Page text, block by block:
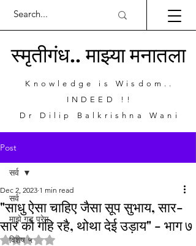
स्मृतीगंध.. माझ्या मनातला
Knowledge is Wisdom..
INDEED !!
Dr Dilip Balkrishna Wani
Post
सर्व
माझे गड प्रेम
विशेष ५
सर्व
"साधु ऐसा चाहिए जैसा सूप सुभाय, सार-
सार को गहि रहै, थोथा देई उड़ाय" - भाग ७
Dec 2, 2023 1 min read
Rated NaN out of 5 stars.